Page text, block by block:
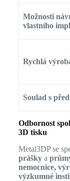
Možnosti
vlastního
Rychlá
Soulad s
Odbornost
3D tisku
Metal3DP se
práškya
nemocnice,
výzkumné